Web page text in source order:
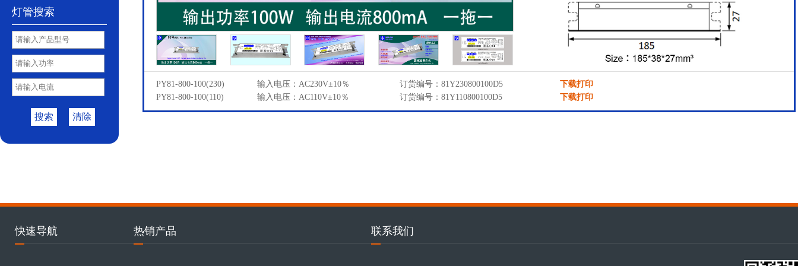
灯管搜索
清除
搜索
PY81-800-100(230) 输入电压：AC230V±10％ 订货编号：81Y230800100D5
下载打印
PY81-800-100(110)
输入电压：AC110V±10％ 订货编号：81Y110800100D5 下载打印
快速导航 热销产品 联系我们